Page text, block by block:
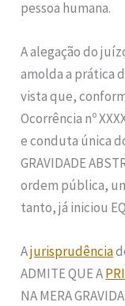
pessoa humana.
A alegação do
amolda a prática
vista que,
Ocorrência nº
e conduta única
GRAVIDADE
ordem pública,
tanto, já iniciou
Ajurisprudência
ADMITE QUE A
NA MERA